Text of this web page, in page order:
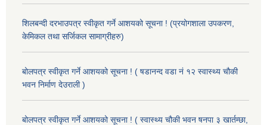
शिलबन्दी दरभाउपत्र स्वीकृत गर्ने आशयको सूचना ! (प्रयोगशाला उपकरण,
केमिकल तथा सर्जिकल सामाग्रीहरु)
बोलपत्र स्वीकृत गर्ने आशयको सूचना ! ( षडानन्द वडा नं १२ स्वास्थ्य चौकी
भवन निर्माण देउराली )
बोलपत्र स्वीकृत गर्ने आशयको सूचना ! ( स्वास्थ्य चौकी भवन षनपा ३ खार्तम्छा,